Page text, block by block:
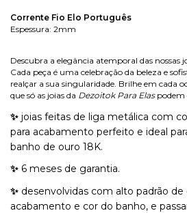
Corrente Fio Elo Português
Espessura: 2mm
Descubra a elegância atemporal das nossas
Cada peça é uma celebração da beleza e
realçar a sua singularidade. Brilhe em cada
que só as joias da Dezoitok Para Elaspodem
✨ joias feitas de liga metálica com
para acabamento perfeito e ideal
banho de ouro 18K.
✨ 6 meses de garantia.
✨ desenvolvidas com alto padrão de
acabamento e cor do banho, e